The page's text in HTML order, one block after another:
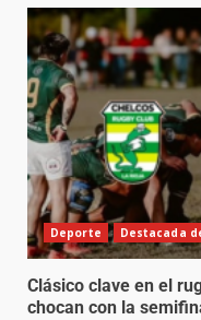
Deporte Destacada
Clásico clave en el
chocan con la